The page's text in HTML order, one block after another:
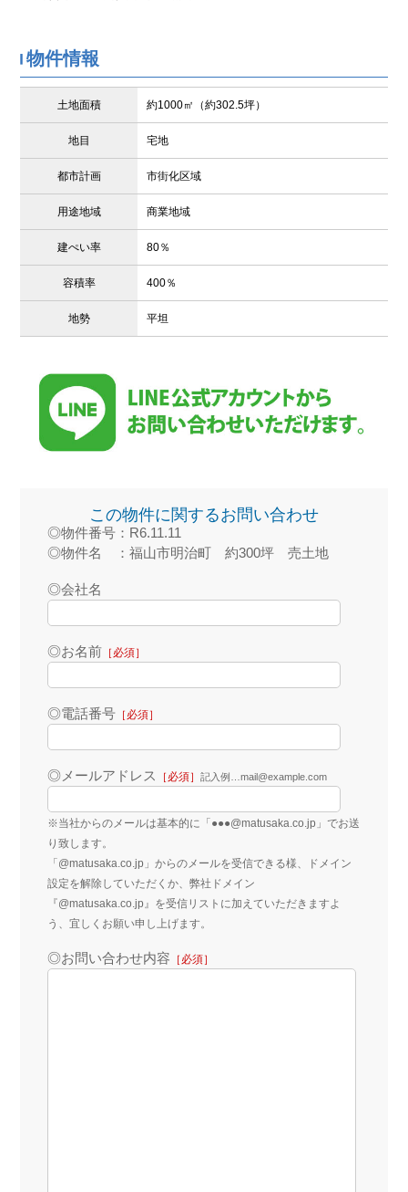
物件情報
土地面積 約1000㎡（約302.5坪）
地目 宅地
都市計画 市街化区域
用途地域 商業地域
建ぺい率 80％
容積率 400％
地勢 平坦
この物件に関するお問い合わせ
◎物件番号：R6.11.11
◎物件名 ：福山市明治町 約300坪 売土地
◎会社名
◎お名前［必須］
◎電話番号［必須］
◎メールアドレス ［必須］ 記入例…mail@example.com
※当社からのメールは基本的に「●●●@matusaka.co.jp」でお送
り致します。
「@matusaka.co.jp」からのメールを受信できる様、ドメイン
設定を解除していただくか、弊社ドメイン
『@matusaka.co.jp』を受信リストに加えていただきますよ
う、宜しくお願い申し上げます。
◎お問い合わせ内容 ［必須］